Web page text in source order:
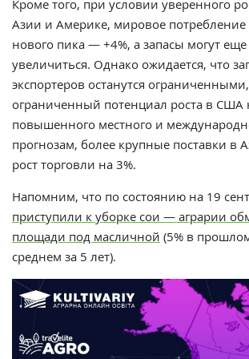
Кроме того, при условии уверенного
Азии и Америке, мировое потребление
нового пика — +4%, а запасы могут
увеличиться. Однако ожидается, что
экспортеров останутся
ограниченный потенциал роста в США
повышенного местного и
прогнозам, более крупные поставки в
рост торговли на 3%.
Напомним, что по состоянию на 19
приступили к уборке сои — аграрии
площади под масличной (5% в
среднем за 5 лет).